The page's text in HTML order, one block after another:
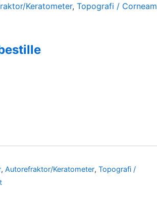
Keratometer, Topografi /
, Autorefraktor/Keratometer, Topografi /